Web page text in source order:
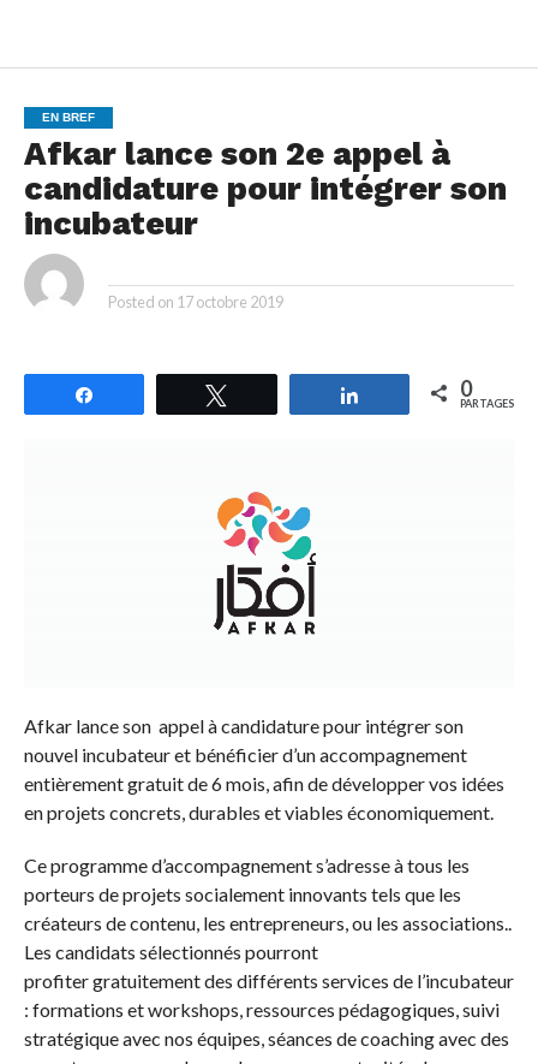
EN BREF
Afkar lance son 2e appel à
candidature pour intégrer son
incubateur
Posted on 17 octobre 2019
Partagez 0
PARTAGES
Afkar lance son appel à candidature pour intégrer son
nouvel incubateur et bénéficier d’un accompagnement
entièrement gratuit de 6 mois, afin de développer vos idées
en projets concrets, durables et viables économiquement.
Ce programme d’accompagnement s’adresse à tous les
porteurs de projets socialement innovants tels que les
créateurs de contenu, les entrepreneurs, ou les associations..
Les candidats sélectionnés pourront
profiter gratuitement des différents services de l’incubateur
: formations et workshops, ressources pédagogiques, suivi
stratégique avec nos équipes, séances de coaching avec des